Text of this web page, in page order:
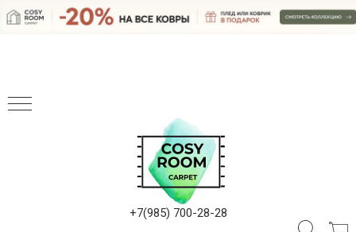
+7(985) 700-28-28